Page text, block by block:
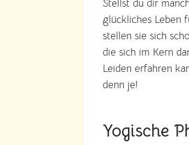
Stellst du dir
glückliches Leben
stellen sie sich
die sich im Kern
Leiden erfahren
denn je!
Yogische